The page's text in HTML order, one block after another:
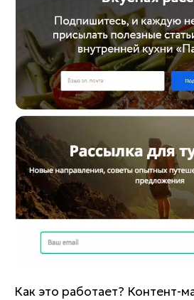
Как это работает? Контент-